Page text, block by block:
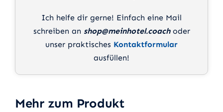
Ich helfe dir gerne! Einfach eine Mail
schreiben an shop@meinhotel.coach oder
unser praktisches Kontaktformular
ausfüllen!
Mehr zum Produkt